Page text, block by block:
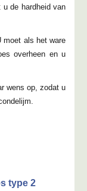
de hardheid van
moet als het ware
overheen en u
wens op, zodat u
type 2